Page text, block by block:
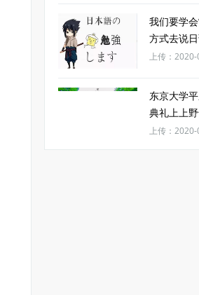
我们要学
方式去说
上传：
东京大学
典礼上上
致辞
上传：